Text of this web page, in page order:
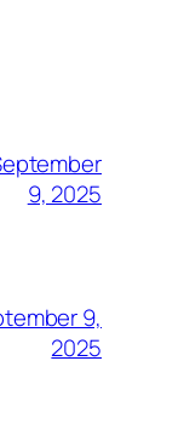
9, 2025
9,
2025